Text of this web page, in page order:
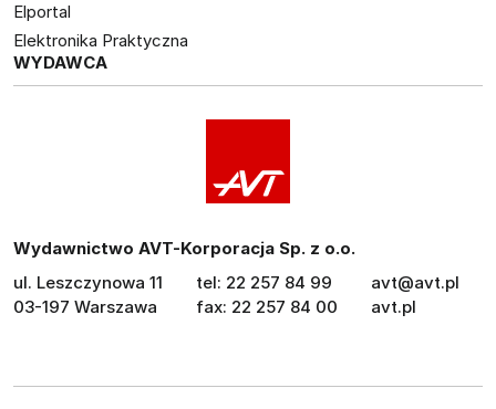
Elportal
Elektronika Praktyczna
WYDAWCA
Wydawnictwo AVT-Korporacja Sp. z o.o.
ul. Leszczynowa 11
03-197 Warszawa
tel: 22 257 84 99
fax: 22 257 84 00
avt@avt.pl
avt.pl